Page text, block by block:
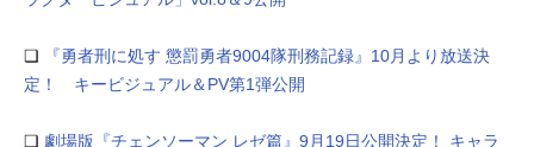
❏
『勇者刑に処す 懲罰勇者9004隊刑務記録』10月より放送決
定！ キービジュアル＆PV第1弾公開
❏ 劇場版『チェンソーマン レゼ篇』9月19日公開決定！ キャラ